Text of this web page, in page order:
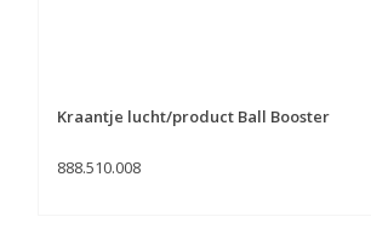
Kraantje lucht/product Ball Booster
888.510.008